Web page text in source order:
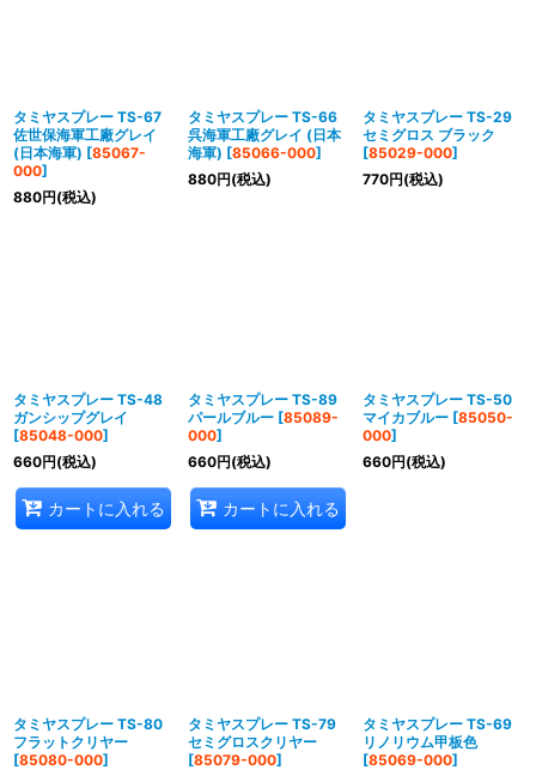
タミヤスプレー TS-67
佐世保海軍工廠グレイ
(日本海軍) [85067-
000]
880円(税込)
タミヤスプレー TS-66
呉海軍工廠グレイ (日本
海軍) [85066-000]
880円(税込)
タミヤスプレー TS-29
セミグロス ブラック
[85029-000]
770円(税込)
タミヤスプレー TS-48
ガンシップグレイ
[85048-000]
660円(税込)
カートに入れる
タミヤスプレー TS-89
パールブルー [85089-
000]
660円(税込)
カートに入れる
タミヤスプレー TS-50
マイカブルー [85050-
000]
660円(税込)
タミヤスプレー TS-80
フラットクリヤー
[85080-000]
タミヤスプレー TS-79
セミグロスクリヤー
[85079-000]
タミヤスプレー TS-69
リノリウム甲板色
[85069-000]